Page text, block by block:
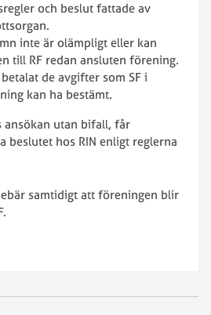
och beslut fattade av
inte är olämpligt eller kan
till RF redan ansluten förening.
de avgifter som SF i
kan ha bestämt.
ansökan utan bifall, får
beslutet hos RIN enligt reglerna
samtidigt att föreningen blir